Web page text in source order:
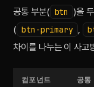
공통 부분( btn
)을
( btn-primary ,
차이를 나누는 이 사고
컴포넌트 공통